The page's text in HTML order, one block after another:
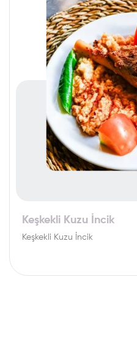
Keşkekli Kuzu İncik
Keşkekli Kuzu İncik